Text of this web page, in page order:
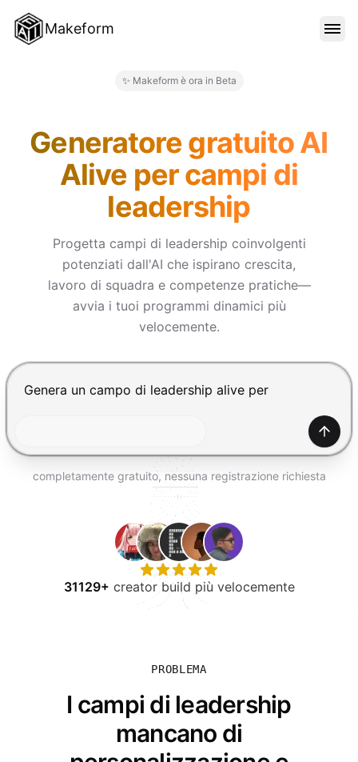
Makeform
BLOG
PREZZI
ACCEDI
PROVA GRATIS
✨ Makeform è ora in Beta
Generatore gratuito AI
Alive per campi di
leadership
Progetta campi di leadership coinvolgenti
potenziati dall'AI che ispirano crescita,
lavoro di squadra e competenze pratiche—
avvia i tuoi programmi dinamici più
velocemente.
Premi Invio per inviare, Shift+Invio per nuova riga
completamente gratuito, nessuna registrazione richiesta
31129+ creator build più velocemente
PROBLEMA
I campi di leadership
mancano di